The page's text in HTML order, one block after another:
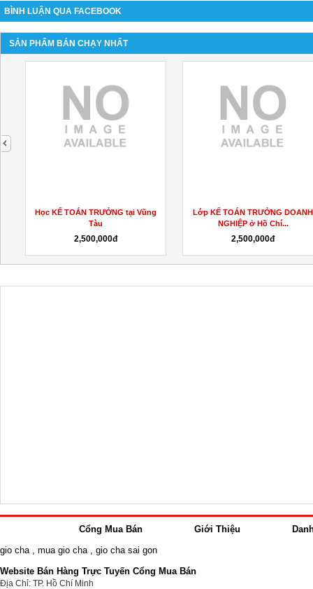
BÌNH LUẬN QUA FACEBOOK
SẢN PHẨM BÁN CHẠY NHẤT
Học KẾ TOÁN TRƯỞNG tại Vũng
Tàu
2,500,000đ
Lớp KẾ TOÁN TRƯỞNG DOANH
NGHIỆP ở Hồ Chí...
2,500,000đ
next
Cổng Mua Bán Giới Thiệu
gio cha
mua gio cha
gio cha sai gon
Website Bán Hàng Trực Tuyến Cổng Mua Bán
Địa Chỉ: TP. Hồ Chí Minh